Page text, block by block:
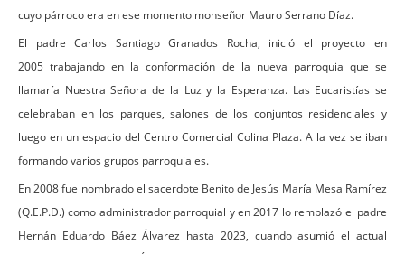
cuyo párroco era en ese momento monseñor Mauro Serrano Díaz.
El padre Carlos Santiago Granados Rocha, inició el proyecto en
2005trabajando en la conformación de la nueva parroquia que se
llamaría Nuestra Señora de la Luz y la Esperanza. Las Eucaristías se
celebraban en los parques, salones de los conjuntos residenciales y
luego en un espacio del Centro Comercial Colina Plaza. A la vez se iban
formando varios grupos parroquiales.
En 2008 fue nombrado el sacerdote Benito de Jesús María Mesa Ramírez
(Q.E.P.D.) como administrador parroquial y en 2017 lo remplazó el padre
Hernán Eduardo Báez Álvarez hasta 2023, cuando asumió el actual